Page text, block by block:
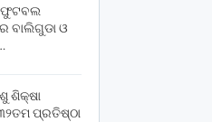
ଫୁଟବଲ
ବାଲିଗୁଡା ଓ
ଶିକ୍ଷା
ପ୍ରତିଷ୍ଠା